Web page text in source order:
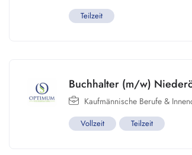
Teilzeit
Buchhalter (m/w)
Kaufmännische Berufe &
Vollzeit Teilzeit